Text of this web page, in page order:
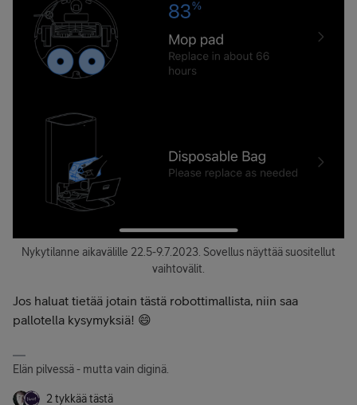
Nykytilanne aikavälille 22.5-9.7.2023. Sovellus näyttää suositellut
vaihtovälit.
Jos haluat tietää jotain tästä robottimallista, niin saa
pallotella kysymyksiä! 😄
Elän pilvessä - mutta vain diginä.
2 tykkää tästä